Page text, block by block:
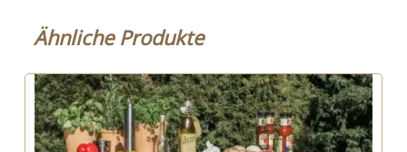
Ähnliche Produkte